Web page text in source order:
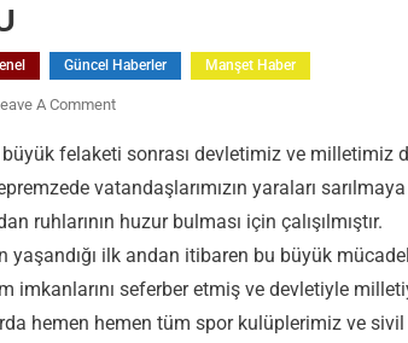
Güncel Haberler Manşet Haber
A CommentOn
DUYURU
büyük felaketi sonrası devletimiz ve milletimiz
vatandaşlarımızın yaraları
ruhlarının huzur bulması için çalışılmıştır.
yaşandığı ilk andan itibaren bu büyük
imkanlarını seferber etmiş ve devletiyle
hemen hemen tüm spor kulüplerimiz ve